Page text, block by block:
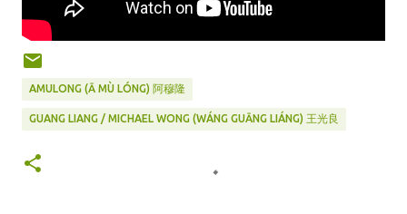
AMULONG (Ā MÙ LÓNG) 阿穆隆
GUANG LIANG / MICHAEL WONG (WÁNG GUĀNG LIÁNG) 王光良